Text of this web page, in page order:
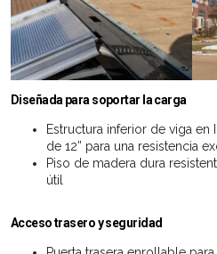
Diseñada para soportar la carga
Estructura inferior de viga en
de 12” para una resistencia
Piso de madera dura
útil
Acceso trasero y seguridad